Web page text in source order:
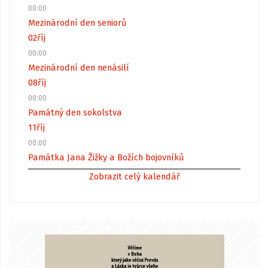
00:00
Mezinárodní den seniorů
02říj
00:00
Mezinárodní den nenásilí
08říj
00:00
Památný den sokolstva
11říj
00:00
Památka Jana Žižky a Božích bojovníků
Zobrazit celý kalendář